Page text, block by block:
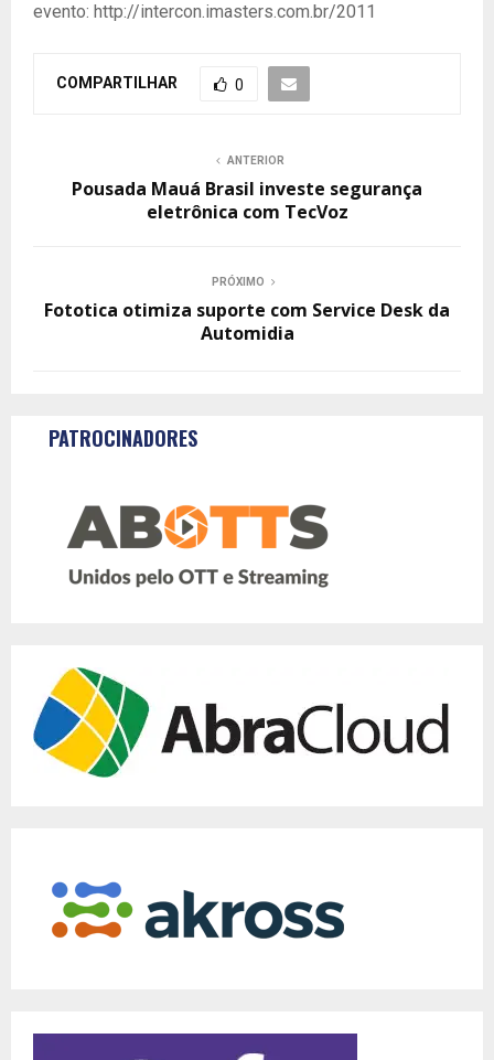
evento: http://intercon.imasters.com.br/2011
COMPARTILHAR 0
ANTERIOR
Pousada Mauá Brasil investe segurança
eletrônica com TecVoz
PRÓXIMO
Fototica otimiza suporte com Service Desk da
Automidia
PATROCINADORES